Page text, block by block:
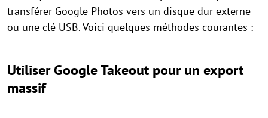
transférer Google Photos vers un disque dur externe
ou une clé USB. Voici quelques méthodes courantes :
Utiliser Google Takeout pour un export
massif